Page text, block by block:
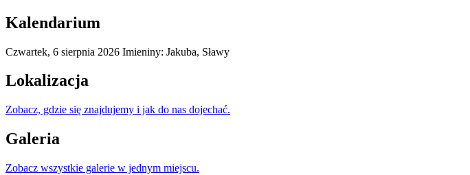
Kalendarium
Czwartek, 6 sierpnia 2026 Imieniny: Jakuba, Sławy
Lokalizacja
Zobacz, gdzie się znajdujemy i jak do nas dojechać.
Galeria
Zobacz wszystkie galerie w jednym miejscu.